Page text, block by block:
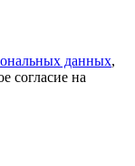
данных,
согласие на